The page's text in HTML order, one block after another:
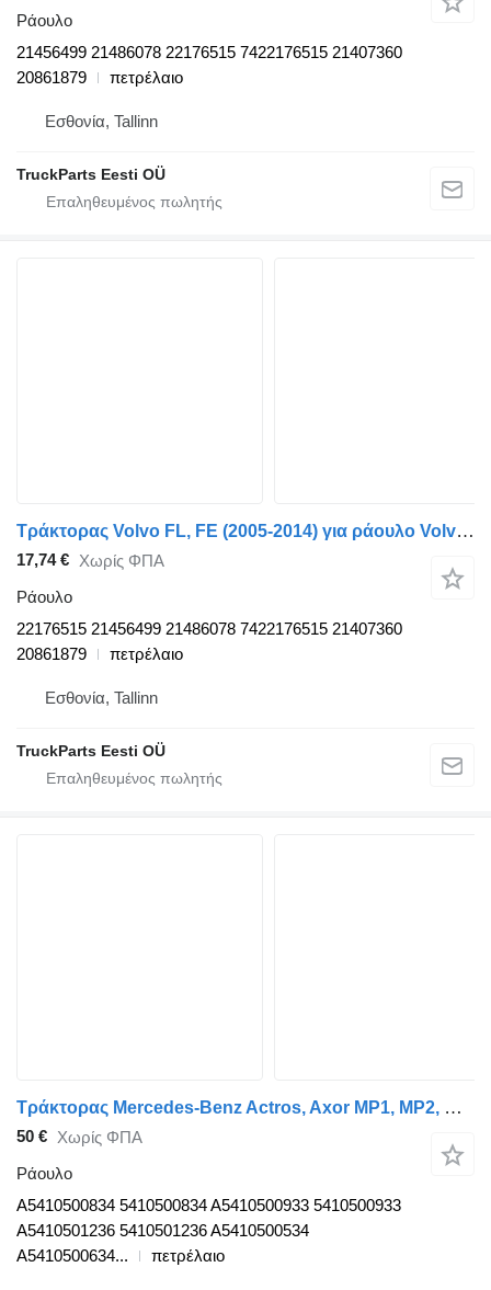
Ράουλο
21456499 21486078 22176515 7422176515 21407360
20861879
πετρέλαιο
Εσθονία, Tallinn
TruckParts Eesti OÜ
Τράκτορας Volvo FL, FE (2005-2014) για ράουλο Volvo FE (01.06-) 22176515
17,74 € Χωρίς ΦΠΑ
Ράουλο
22176515 21456499 21486078 7422176515 21407360
20861879
πετρέλαιο
Εσθονία, Tallinn
TruckParts Eesti OÜ
Τράκτορας Mercedes-Benz Actros, Axor MP1, MP2, MP3 (1996-2014) για ράουλο Mercedes-Benz Actros MP2/MP3 1844 (01.02-) A5410500834
50 € Χωρίς ΦΠΑ
Ράουλο
A5410500834 5410500834 A5410500933 5410500933
A5410501236 5410501236 A5410500534
A5410500634...
πετρέλαιο